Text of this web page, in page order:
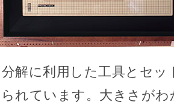
解に利用した工具とセッ
れています。大きさが